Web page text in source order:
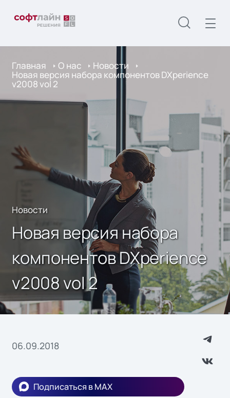
Главная О нас Новости
Новая версия набора компонентов DXperience
v2008 vol 2
Новости
Новая версия набора
компонентов DXperience
v2008 vol 2
06.09.2018
Подписаться в MAX